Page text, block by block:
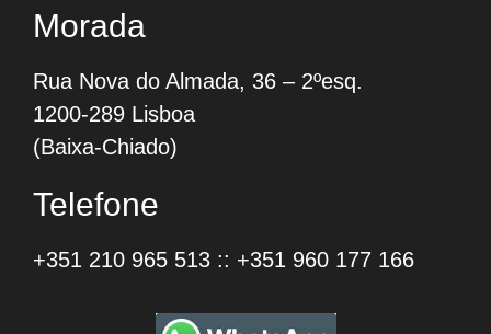
Morada
Rua Nova do Almada, 36 – 2ºesq.
1200-289 Lisboa
(Baixa-Chiado)
Telefone
+351 210 965 513 :: +351 960 177 166